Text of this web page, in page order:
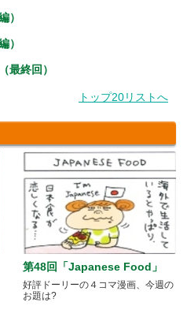
）
）
最終回）
トップ20リストへ
第48回「Japanese Food」
好評ドーリーの４コマ漫画、今週の
お題は?